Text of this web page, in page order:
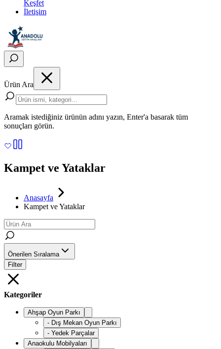
Keşfet
İletişim
Ürün Ara
Aramak istediğiniz ürünün adını yazın, Enter'a basarak tüm
sonuçları görün.
Kampet ve Yataklar
Anasayfa
Kampet ve Yataklar
Önerilen Sıralama
Filter
Kategoriler
Ahşap Oyun Parkı
- Dış Mekan Oyun Parkı
- Yedek Parçalar
Anaokulu Mobilyaları